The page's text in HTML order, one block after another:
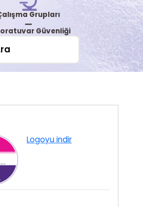
Grupları
|
Güvenliği
Logoyu indir